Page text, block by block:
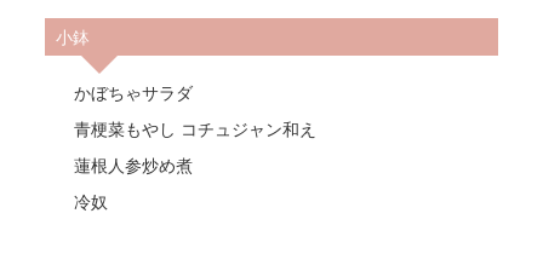
小鉢
かぼちゃサラダ
青梗菜もやし コチュジャン和え
蓮根人参炒め煮
冷奴